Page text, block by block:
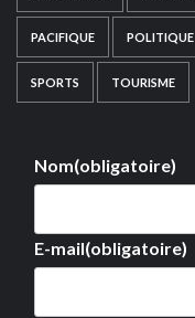
PACIFIQUE POLITIQUE
SPORTS TOURISME
Nom(obligatoire)
E-mail(obligatoire)